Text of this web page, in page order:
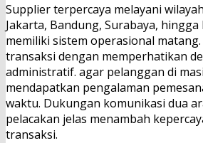
Supplier terpercaya melayani
Jakarta, Bandung, Surabaya,
memiliki sistem operasional
transaksi dengan memperhatikan
administratif. agar pelanggan di
mendapatkan pengalaman
waktu. Dukungan komunikasi dua
pelacakan jelas menambah
transaksi.